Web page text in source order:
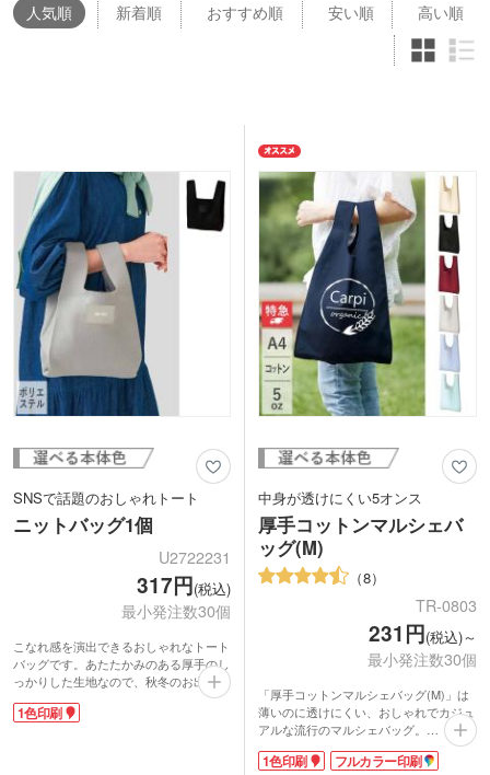
人気順 新着順 おすすめ順 安い順 高い順
SNSで話題のおしゃれトート
ニットバッグ1個
U2722231
317円(税込)
最小発注数30個
こなれ感を演出できるおしゃれなトート
バッグです。あたたかみのある厚手のし
っかりした生地なので、秋冬のお出かけ
バッグにぴったり！伸縮性のあるニット
生地と横マチで、見た目以上に収納力が
1色印刷
中身が透けにくい5オンス
厚手コットンマルシェバ
ッグ(M)
8
TR-0803
231円(税込)～
最小発注数30個
「厚手コットンマルシェバッグ(M)」は
薄いのに透けにくい、おしゃれでカジュ
アルな流行のマルシェバッグ。
シーチングよりも生地の目が詰まったし
なやかな素材。折りたためばコンパクト
1色印刷 フルカラー印刷